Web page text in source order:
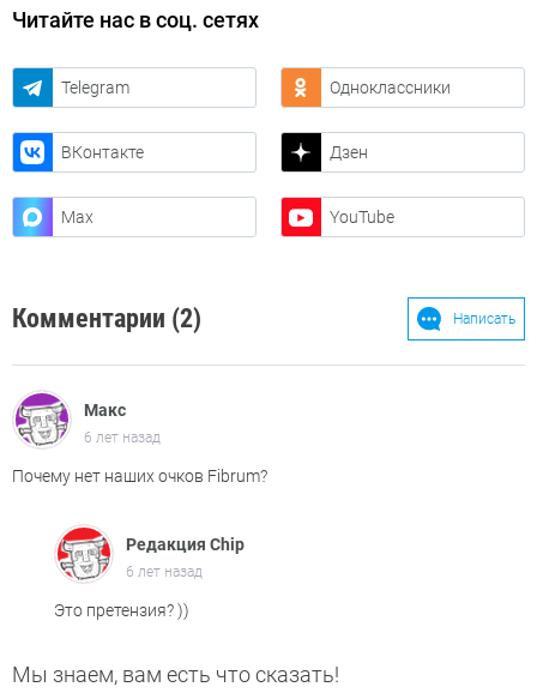
Читайте нас в соц. сетях
Telegram Одноклассники
ВКонтакте Дзен
Max YouTube
Комментарии (2) Написать
Макс
6 лет назад
Почему нет наших очков Fibrum?
Редакция Chip
6 лет назад
Это претензия? ))
Мы знаем, вам есть что сказать!